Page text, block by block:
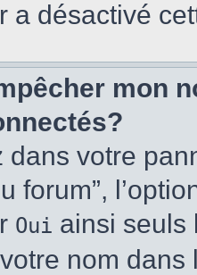
a désactivé
mon
dans votre
forum”,
Oui ainsi seuls
nom